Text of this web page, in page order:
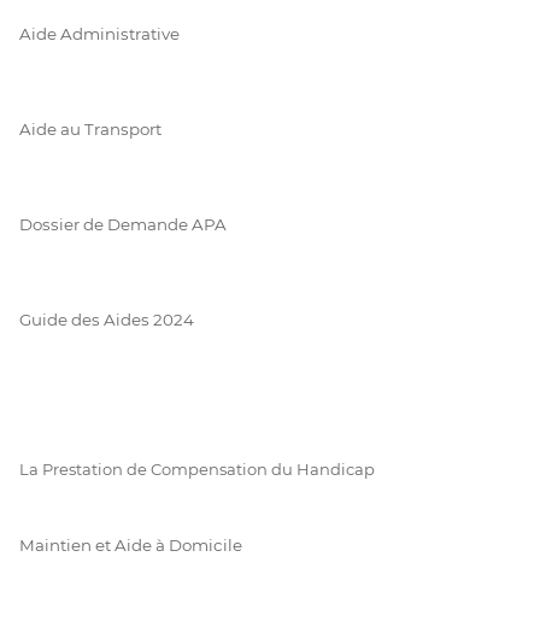
Aide Administrative
Aide au Transport
Dossier de Demande APA
Guide des Aides 2024
La Prestation de Compensation du Handicap
Maintien et Aide à Domicile